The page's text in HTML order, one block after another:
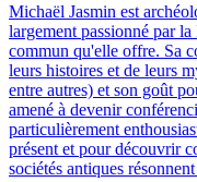
Michaël Jasmin est
largement passionné par
commun qu'elle offre. Sa
leurs histoires et de leurs
entre autres) et son goût
amené à devenir
particulièrement
présent et pour découvrir
sociétés antiques